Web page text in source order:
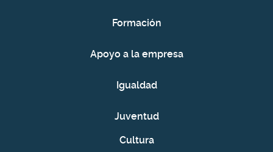
Formación
Apoyo a la empresa
Igualdad
Juventud
Cultura